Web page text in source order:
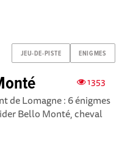
JEU-DE-PISTE ENIGMES
1353
de Lomagne : 6 énigmes
Bello Monté, cheval